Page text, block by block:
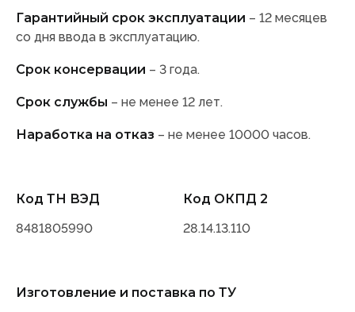
Гарантийный срок эксплуатации – 12 месяцев
со дня ввода в эксплуатацию.
Срок консервации – 3 года.
Срок службы – не менее 12 лет.
Наработка на отказ – не менее 10000 часов.
Код ТН ВЭД
8481805990
Код ОКПД 2
28.14.13.110
Изготовление и поставка по ТУ